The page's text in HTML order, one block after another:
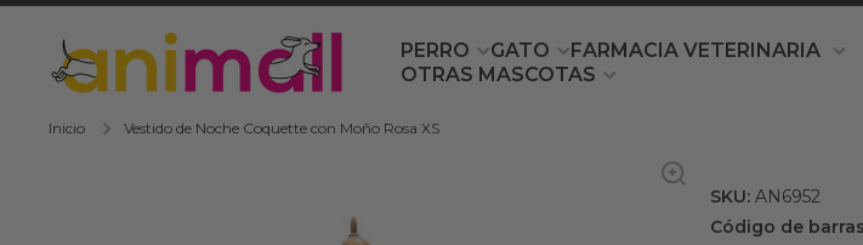
Ir directamente al contenido
PERRO
GATO
FARMACIA VETERINARIA
OTRAS MASCOTAS
Inicio Vestido de Noche Coquette con Moño Rosa XS
SKU: AN6952
Código de